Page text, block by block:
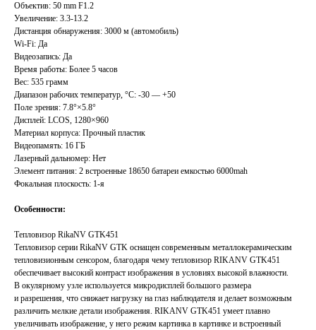
Объектив: 50 mm F1.2
Увеличение: 3.3-13.2
Дистанция обнаружения: 3000 м (автомобиль)
Wi-Fi: Да
Видеозапись: Да
Время работы: Более 5 часов
Вес: 535 грамм
Диапазон рабочих температур, °С: -30 — +50
Поле зрения: 7.8°×5.8°
Дисплей: LCOS, 1280×960
Материал корпуса: Прочный пластик
Видеопамять: 16 ГБ
Лазерный дальномер: Нет
Элемент питания: 2 встроенные 18650 батареи емкостью 6000mah
Фокальная плоскость: 1-я
Особенности:
Тепловизор RikaNV GTK451
Тепловизор серии RikaNV GTK оснащен современным металлокерамическим
тепловизионным сенсором, благодаря чему тепловизор RIKANV GTK451
обеспечивает высокий контраст изображения в условиях высокой влажности.
В окулярному узле используется микродисплей большого размера
и разрешения, что снижает нагрузку на глаз наблюдателя и делает возможным
различить мелкие детали изображения. RIKANV GTK451 умеет плавно
увеличивать изображение, у него режим картинка в картинке и встроенный